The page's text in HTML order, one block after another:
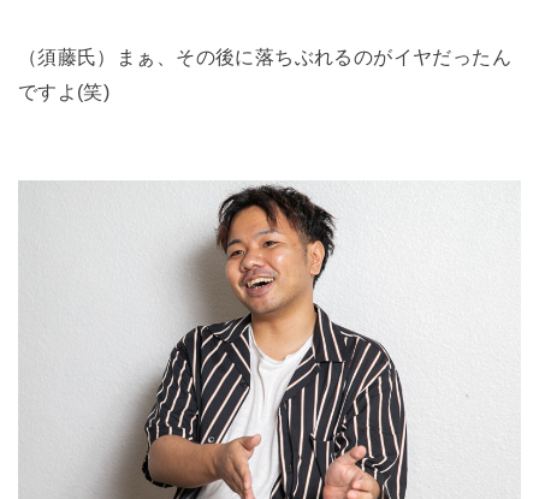
（須藤氏）まぁ、その後に落ちぶれるのがイヤだったん
ですよ(笑)